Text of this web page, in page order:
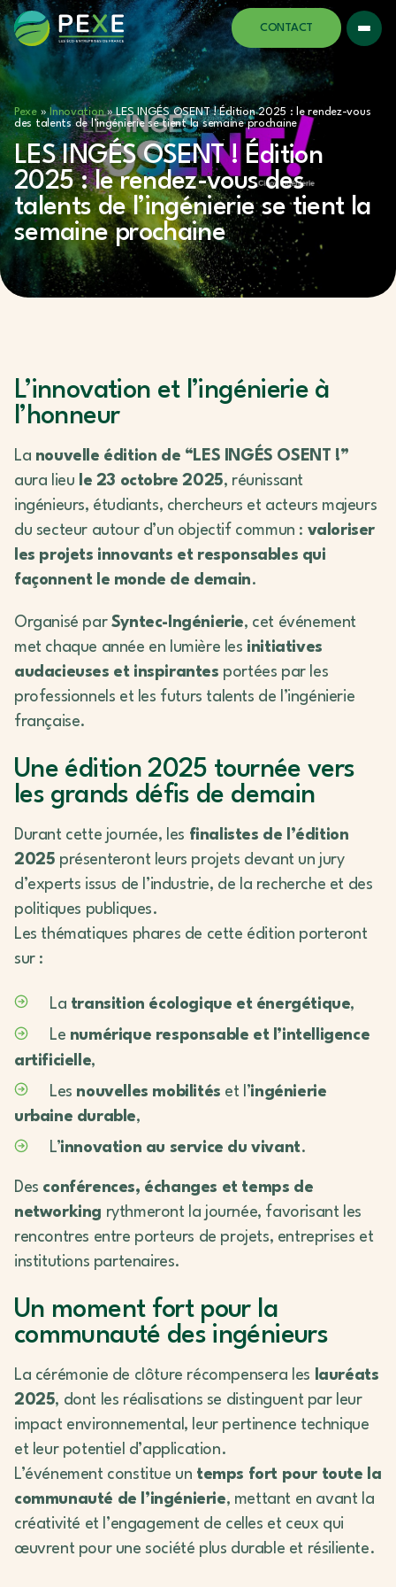
CONTACT
Pexe» Innovation»LES INGÉS OSENT ! Édition 2025 : le rendez-vous
des talents de l’ingénierie se tient la semaine prochaine
LES INGÉS OSENT ! Édition
2025 : le rendez-vous des
talents de l’ingénierie se tient la
semaine prochaine
L’innovation et l’ingénierie à
l’honneur
La nouvelle édition de “LES INGÉS OSENT !”
aura lieu
le 23 octobre 2025, réunissant
ingénieurs, étudiants, chercheurs et acteurs majeurs
du secteur autour d’un objectif commun : valoriser
les projets innovants et responsables qui
façonnent le monde de demain.
Organisé par Syntec-Ingénierie, cet événement
met chaque année en lumière les initiatives
audacieuses et inspirantes portées par les
professionnels et les futurs talents de l’ingénierie
française.
Une édition 2025 tournée vers
les grands défis de demain
Durant cette journée, les finalistes de l’édition
2025 présenteront leurs projets devant un jury
d’experts issus de l’industrie, de la recherche et des
politiques publiques.
Les thématiques phares de cette édition porteront
sur :
La transition écologique et énergétique,
Le numérique responsable et l’intelligence
artificielle,
Les nouvelles mobilités et l’ingénierie
urbaine durable,
L’innovation au service du vivant.
Des conférences, échanges et temps de
networking rythmeront la journée, favorisant les
rencontres entre porteurs de projets, entreprises et
institutions partenaires.
Un moment fort pour la
communauté des ingénieurs
La cérémonie de clôture récompensera les
lauréats
2025, dont les réalisations se distinguent par leur
impact environnemental, leur pertinence technique
et leur potentiel d’application.
L’événement constitue un temps fort pour toute la
communauté de l’ingénierie, mettant en avant la
créativité et l’engagement de celles et ceux qui
œuvrent pour une société plus durable et résiliente.